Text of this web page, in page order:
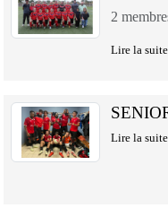
2
Lire la suite
Lire la suite